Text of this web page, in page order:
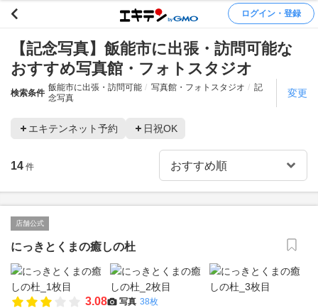
ログイン・登録
【記念写真】飯能市に出張・訪問可能な
おすすめ写真館・フォトスタジオ
検索条件
飯能市に出張・訪問可能 写真館・フォトスタジオ
記
念写真
変更
エキテンネット予約 日祝OK
14 件
店舗公式
にっきとくまの癒しの杜
3.08 写真 38枚